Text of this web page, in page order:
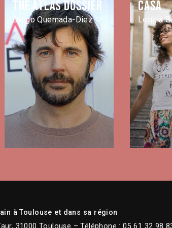
The Atlas Dossier
Diego Quemada-Diez
Casa
Letícia
à Toulouse et dans sa région